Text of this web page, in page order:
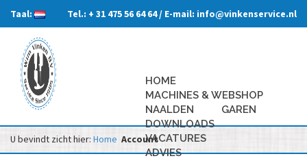
Tel.: + 31 475 56 64 64/ E-mail: info@vinkenservice.nl
Taal:
HOME
MACHINES & WEBSHOP
NAALDEN
GAREN
DOWNLOADS
VACATURES
ADVIES
U bevindt zicht hier: Home Account